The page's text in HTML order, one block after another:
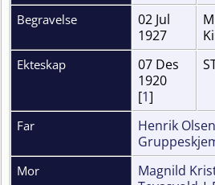
Begravelse
02 Jul
1927
Ekteskap
07 Des
1920
[1]
Far Henrik
Mor
Magnild